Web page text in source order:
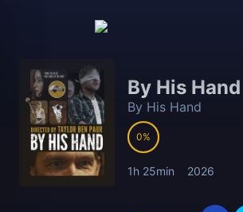
By His Hand
By His Hand
0
1h 25min 2026